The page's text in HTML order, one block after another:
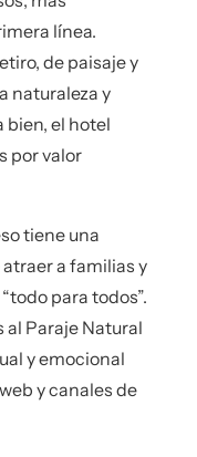
línea.
de paisaje y
naturaleza y
bien, el hotel
por valor
tiene una
a familias y
para todos”.
al Paraje Natural
y emocional
y canales de